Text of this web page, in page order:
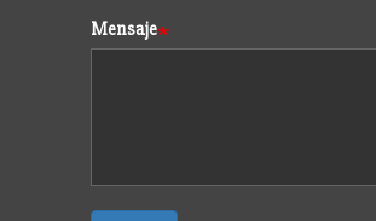
Mensaje